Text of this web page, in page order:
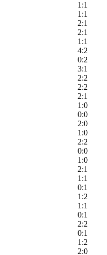
1:1
1:1
2:1
2:1
1:1
4:2
0:2
3:1
2:2
2:2
2:1
1:0
0:0
2:0
1:0
2:2
0:0
1:0
2:1
1:1
0:1
1:2
1:1
0:1
2:2
0:1
1:2
2:0